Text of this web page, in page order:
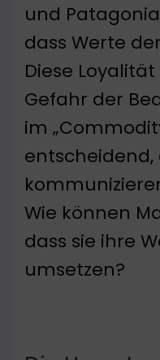
und
dass Werte
Diese
Gefahr der
im
entscheidend,
Wie können
dass sie ihre
umsetzen?